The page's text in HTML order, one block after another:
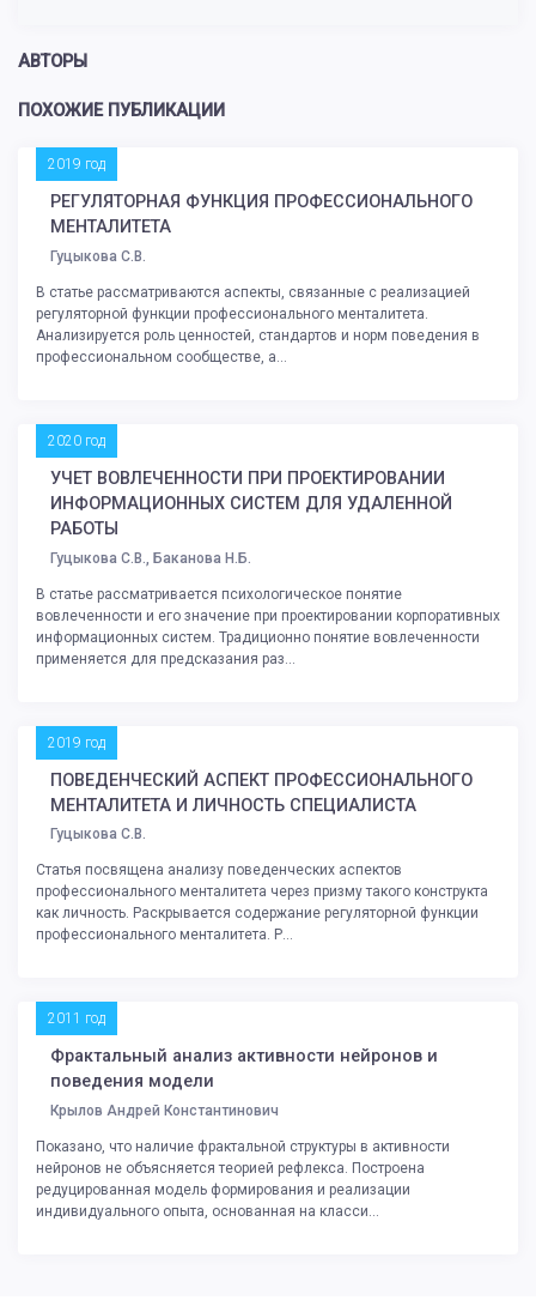
АВТОРЫ
ПОХОЖИЕ ПУБЛИКАЦИИ
2019 год
РЕГУЛЯТОРНАЯ ФУНКЦИЯ ПРОФЕССИОНАЛЬНОГО
МЕНТАЛИТЕТА
Гуцыкова С.В.
В статье рассматриваются аспекты, связанные с реализацией
регуляторной функции профессионального менталитета.
Анализируется роль ценностей, стандартов и норм поведения в
профессиональном сообществе, а...
2020 год
УЧЕТ ВОВЛЕЧЕННОСТИ ПРИ ПРОЕКТИРОВАНИИ
ИНФОРМАЦИОННЫХ СИСТЕМ ДЛЯ УДАЛЕННОЙ
РАБОТЫ
Гуцыкова С.В., Баканова Н.Б.
В статье рассматривается психологическое понятие
вовлеченности и его значение при проектировании корпоративных
информационных систем. Традиционно понятие вовлеченности
применяется для предсказания раз...
2019 год
ПОВЕДЕНЧЕСКИЙ АСПЕКТ ПРОФЕССИОНАЛЬНОГО
МЕНТАЛИТЕТА И ЛИЧНОСТЬ СПЕЦИАЛИСТА
Гуцыкова С.В.
Статья посвящена анализу поведенческих аспектов
профессионального менталитета через призму такого конструкта
как личность. Раскрывается содержание регуляторной функции
профессионального менталитета. Р...
2011 год
Фрактальный анализ активности нейронов и
поведения модели
Крылов Андрей Константинович
Показано, что наличие фрактальной структуры в активности
нейронов не объясняется теорией рефлекса. Построена
редуцированная модель формирования и реализации
индивидуального опыта, основанная на класси...